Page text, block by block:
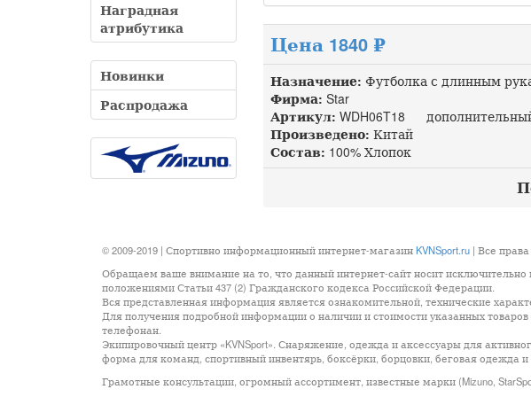
Наградная
атрибутика
Новинки
Распродажа
Цена 1840 ₽
Назначение: Футболка с длинным
Фирма: Star
Артикул: WDH06T18 дополнительный
Произведено: Китай
Состав: 100% Хлопок
© 2009-2019 | Спортивно информационный интернет-магазин KVNSport.ru| Все
Обращаем ваше внимание на то, что данный интернет-сайт носит
положениями Статьи 437 (2) Гражданского кодекса Российской Федерации.
Вся представленная информация является ознакомительной, технические
Для получения подробной информации о наличии и стоимости указанных
телефонан.
Экипировочный центр «KVNSport». Снаряжение, одежда и аксессуары для
форма для команд, спортивный инвентярь, боксёрки, борцовки, беговая одежда и
Грамотные консультации, огромный ассортимент, известные марки (Mizuno,